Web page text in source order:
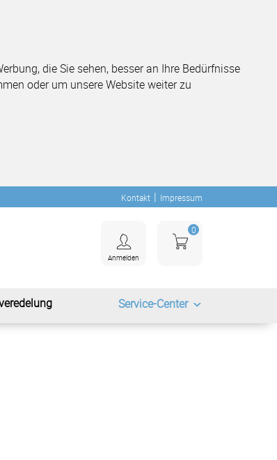
die Sie sehen, besser an Ihre Bedürfnisse
oder um unsere Website weiter zu
Kontakt | Impressum
Anmelden
0
Service-Center